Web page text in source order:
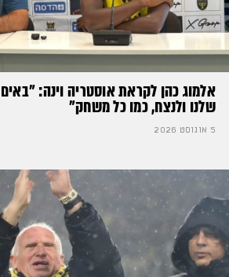
אלמוג כהן לקראת אוסטריה וינה:
שלנו ולנצח, כמו כל משחק״
5 אוגוסט 2026